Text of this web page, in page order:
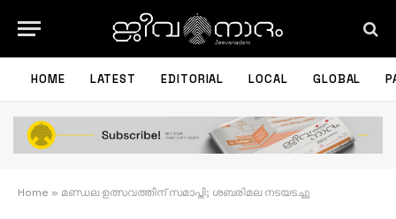
HOME LATEST EDITORIAL LOCAL GLOBAL
Home » മണ്ഡല ഉത്സവത്തിന് സമാപ്തി; ശബരിമല നടയടച്ചു